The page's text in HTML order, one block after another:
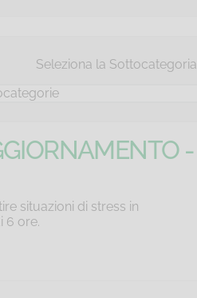
Seleziona la Sottocategoria
-
situazioni di stress in
6 ore.